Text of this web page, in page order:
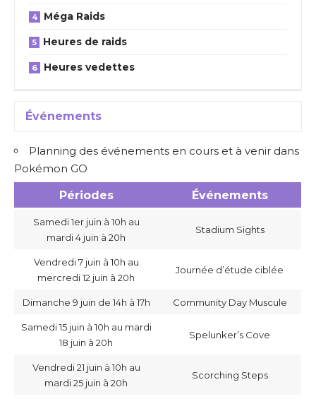
Méga Raids
Heures de raids
Heures vedettes
Événements
Planning des événements en cours et à venir dans
Pokémon GO
Périodes Événements
Samedi 1er juin à 10h au
mardi 4 juin à 20h
Stadium Sights
Vendredi 7 juin à 10h au
mercredi 12 juin à 20h
Journée d’étude ciblée
Dimanche 9 juin de 14h à 17h Community Day Muscule
Samedi 15 juin à 10h au mardi
18 juin à 20h
Spelunker’s Cove
Vendredi 21 juin à 10h au
mardi 25 juin à 20h
Scorching Steps